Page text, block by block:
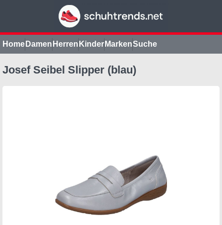
Home Damen Herren Kinder MarkenSuche
Josef Seibel Slipper (blau)